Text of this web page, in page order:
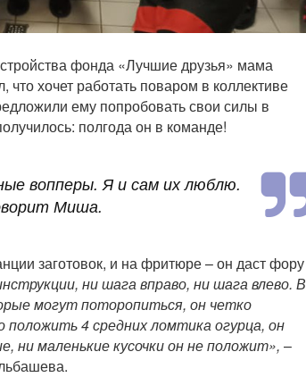
фонда «Лучшие друзья» мама
хочет работать поваром в коллективе
ему попробовать свои силы в
полгода он в команде!
вопперы. Я и сам их люблю.
Миша.
заготовок, и на фритюре – он даст фору
ни шага вправо, ни шага влево. В
могут поторопиться, он четко
4 средних ломтика огурца, он
ни маленькие кусочки он не положит», –